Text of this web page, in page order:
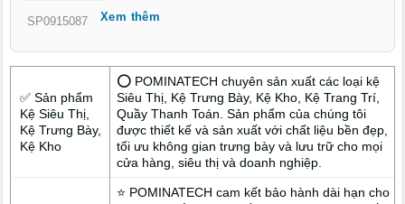
SP0915087 Xem thêm
✅ Sản phẩm
Kệ Siêu Thị,
Kệ Trưng Bày,
Kệ Kho
⭕ POMINATECH chuyên sản xuất các loại kệ
Siêu Thị, Kệ Trưng Bày, Kệ Kho, Kệ Trang Trí,
Quầy Thanh Toán. Sản phẩm của chúng tôi
được thiết kế và sản xuất với chất liệu bền đẹp,
tối ưu không gian trưng bày và lưu trữ cho mọi
cửa hàng, siêu thị và doanh nghiệp.
⭐ POMINATECH cam kết bảo hành dài hạn cho